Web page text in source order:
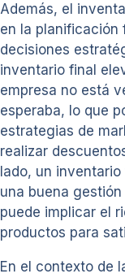
Además, el
en la planificación
decisiones
inventario final
empresa no está
esperaba, lo que
estrategias de
realizar
lado, un
una buena
puede implicar el
productos para
En el contexto de